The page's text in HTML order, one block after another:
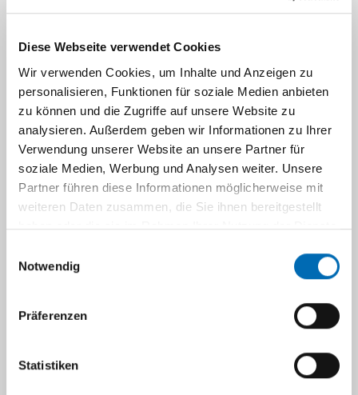
Diese Webseite verwendet Cookies
Wir verwenden Cookies, um Inhalte und Anzeigen zu
personalisieren, Funktionen für soziale Medien anbieten
zu können und die Zugriffe auf unsere Website zu
analysieren. Außerdem geben wir Informationen zu Ihrer
Verwendung unserer Website an unsere Partner für
soziale Medien, Werbung und Analysen weiter. Unsere
Partner führen diese Informationen möglicherweise mit
weiteren Daten zusammen, die Sie ihnen bereitgestellt
haben oder die sie im Rahmen Ihrer Nutzung der Dienste
Notwendig
Präferenzen
Statistiken
UKD als Arbeitgeber
Kindertagesstätte
Bildungszentrum
Navigation
Wir bieten Ihnen die Ausbildung
Universitätsklinikum Düsseldorf an.
Ausbildungsbeginn ist der 01. Oktober eines
Jahres.